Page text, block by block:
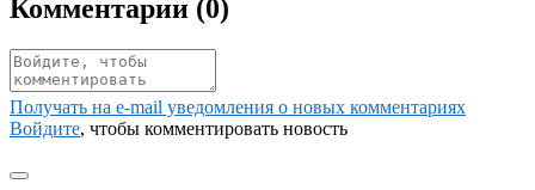
Комментарии (0)
Получать на e‑mail уведомления о новых комментариях
Войдите, чтобы комментировать новость